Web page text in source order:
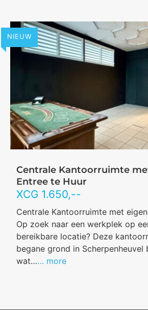
NIEUW
Centrale Kantoorruimte
Entree te Huur
XCG 1.650,--
Centrale Kantoorruimte met
Op zoek naar een werkplek op
bereikbare locatie? Deze
begane grond in Scherpenheuvel
wat…… more